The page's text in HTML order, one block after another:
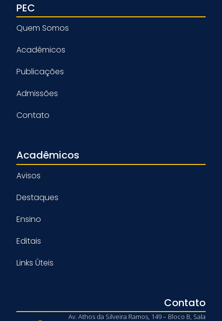
PEC
Quem Somos
Acadêmicos
Publicações
Admissões
Contato
Acadêmicos
Avisos
Destaques
Ensino
Editais
Links Úteis
Contato
Av. Athos da Silveira Ramos, 149 – Bloco B, Sala